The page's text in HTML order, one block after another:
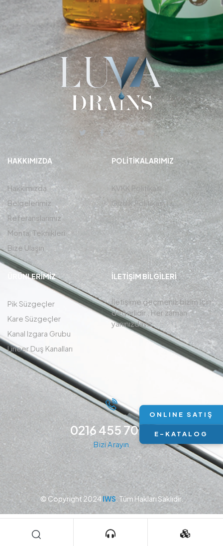
HAKKIMIZDA
Hakkımızda
Belgelerimiz
Referanslarımız
Montaj Teknikleri
Bize Ulaşın
POLITIKALARIMIZ
KVKK Politikası
Gizlilik Politikası
ÜRÜNLERIMIZ
Pik Süzgeçler
Kare Süzgeçler
Kanal Izgara Grubu
Lineer Duş Kanalları
İLETIŞIM BİLGİLERİ
İletişime geçmeniz bizim için
değerlidir , Her zaman
yanınızdayız.
0216 455 7094
Bizi Arayın
© Copyright 2024IWS . Tüm Hakları Saklıdır.
ONLINE SATIŞ
E-KATALOG